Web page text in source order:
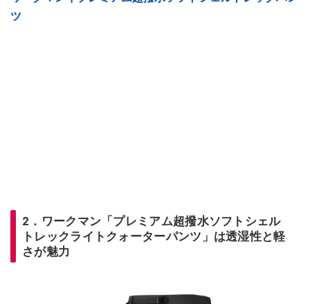
ツ
2．ワークマン「プレミアム超撥水ソフトシェル
トレックライトクォーターパンツ」は透湿性と軽
さが魅力